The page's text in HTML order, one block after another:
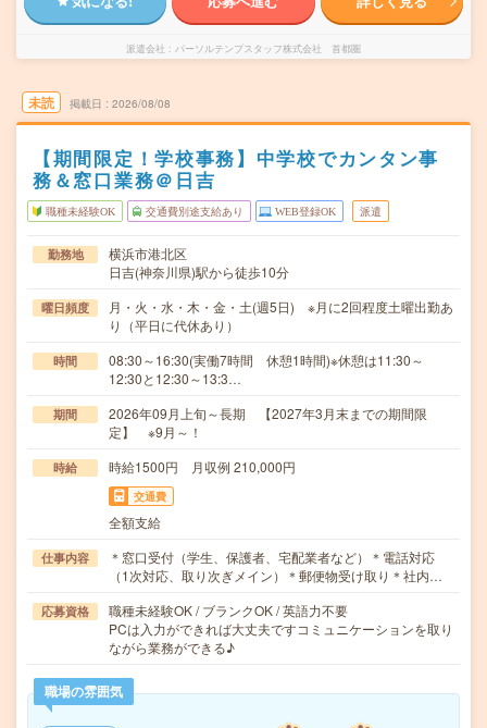
派遣会社 パーソルテンプスタッフ株式会社 首都圏
未読 掲載日 2026/08/08
【期間限定！学校事務】中学校でカンタン事
務＆窓口業務＠日吉
職種未経験OK 交通費別途支給あり WEB登録OK 派遣
勤務地
横浜市港北区
日吉(神奈川県)駅から徒歩10分
曜日頻度
月・火・水・木・金・土(週5日) ※月に2回程度土曜出勤あ
り（平日に代休あり）
時間
08:30～16:30(実働7時間 休憩1時間)※休憩は11:30～
12:30と12:30～13:3…
期間
2026年09月上旬～長期 【2027年3月末までの期間限
定】 ※9月～！
時給 時給1500円 月収例 210,000円
交通費
全額支給
仕事内容
＊窓口受付（学生、保護者、宅配業者など）＊電話対応
（1次対応、取り次ぎメイン）＊郵便物受け取り＊社内…
応募資格
職種未経験OK / ブランクOK / 英語力不要
PCは入力ができれば大丈夫ですコミュニケーションを取り
ながら業務ができる♪
職場の雰囲気